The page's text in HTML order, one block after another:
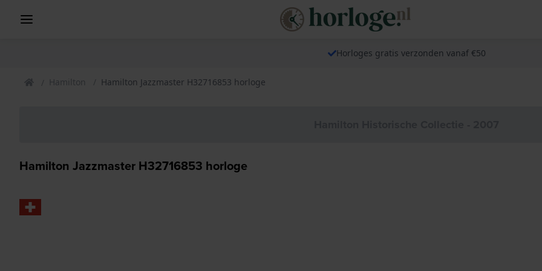
Horloges gratis verzonden vanaf €50
Hamilton Hamilton Jazzmaster H32716853 horloge
Hamilton Jazzmaster H32716853 horloge